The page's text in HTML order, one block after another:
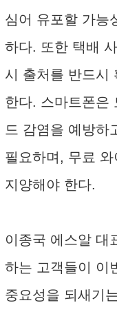
심어 유포할 가능
하다. 또한 택배
시 출처를 반드시
한다. 스마트폰은
드 감염을 예방하
필요하며, 무료
지양해야 한다.
이종국 에스알 대
하는 고객들이 이
중요성을 되새기